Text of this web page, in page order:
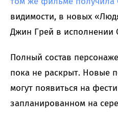
видимости, в новых
Джин Грей в исполнении
Полный состав
пока не раскрыт. Новые
могут появиться на
запланированном на